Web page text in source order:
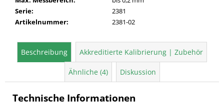
Serie:
2381
Artikelnummer: 2381-02
Beschreibung Akkreditierte Kalibrierung | Zubehör
Ähnliche (4) Diskussion
Technische Informationen